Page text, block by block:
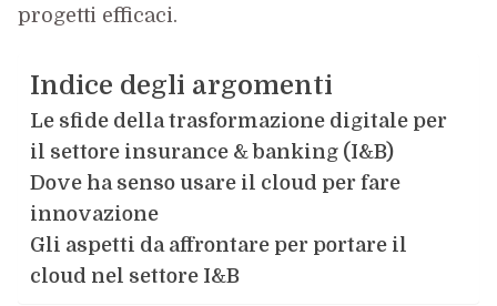
progetti efficaci.
Indice degli argomenti
Le sfide della trasformazione digitale per
il settore insurance & banking (I&B)
Dove ha senso usare il cloud per fare
innovazione
Gli aspetti da affrontare per portare il
cloud nel settore I&B